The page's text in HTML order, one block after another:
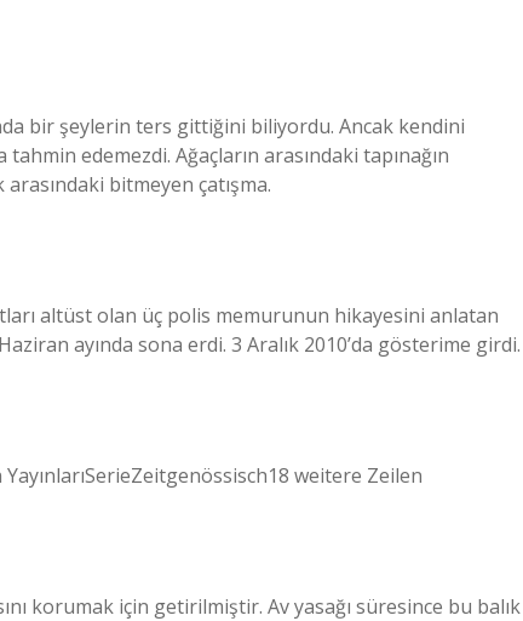
bir şeylerin ters gittiğini biliyordu. Ancak kendini
edemezdi. Ağaçların arasındaki tapınağın
arasındaki bitmeyen çatışma.
altüst olan üç polis memurunun hikayesini anlatan
ayında sona erdi. 3 Aralık 2010’da gösterime girdi.
weitere Zeilen
korumak için getirilmiştir. Av yasağı süresince bu balık